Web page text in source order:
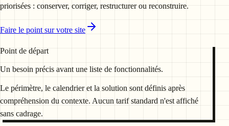
priorisées : conserver, corriger, restructurer ou reconstruire.
Faire le point sur votre site
Point de départ
Un besoin précis avant une liste de fonctionnalités.
Le périmètre, le calendrier et la solution sont définis après
compréhension du contexte. Aucun tarif standard n'est affiché
sans cadrage.